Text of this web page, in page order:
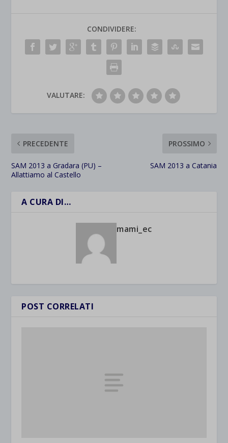
CONDIVIDERE:
VALUTARE:
PRECEDENTE
SAM 2013 a Gradara (PU) –
Allattiamo al Castello
PROSSIMO
SAM 2013 a Catania
A CURA DI…
mami_ec
POST CORRELATI